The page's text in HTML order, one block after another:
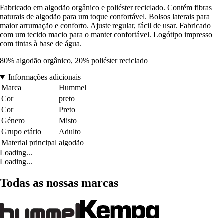
Fabricado em algodão orgânico e poliéster reciclado. Contém fibras
naturais de algodão para um toque confortável. Bolsos laterais para
maior arrumação e conforto. Ajuste regular, fácil de usar. Fabricado
com um tecido macio para o manter confortável. Logótipo impresso
com tintas à base de água.
80% algodão orgânico, 20% poliéster reciclado
Informações adicionais
Marca
Hummel
Cor
preto
Cor
Preto
Género
Misto
Grupo etário
Adulto
Material principal algodão
Loading...
Loading...
Todas as nossas marcas